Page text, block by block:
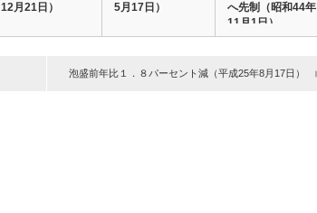
12月21日）
5月17日）
へ先制（昭和44年
11月1日）
泡盛前年比１．８パーセント減（平成25年8月17日）